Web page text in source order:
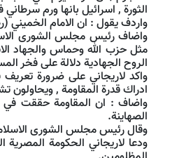
الثورة , اسرائيل بانها ورم
واردف يقول : ان الامام
واضاف رئيس مجلس الشورى
مثل حزب الله وحماس والجهاد
الروح الجهادية دلالة على فخر
واكد لاريجاني على ضرورة تعريف
ادراك قدرة المقاومة , ويحاولون
واضاف : ان المقاومة حققت في
الصهاينة.
وقال رئيس مجلس الشورى
ودعا لاريجاني الحكومة